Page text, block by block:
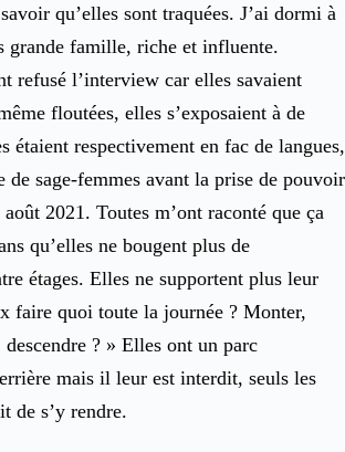
qu’elles sont traquées. J’ai dormi à
grande famille, riche et influente.
refusé l’interview car elles savaient
floutées, elles s’exposaient à de
étaient respectivement en fac de langues,
de sage-femmes avant la prise de pouvoir
2021. Toutes m’ont raconté que ça
qu’elles ne bougent plus de
étages. Elles ne supportent plus leur
faire quoi toute la journée ? Monter,
descendre ? » Elles ont un parc
mais il leur est interdit, seuls les
de s’y rendre.